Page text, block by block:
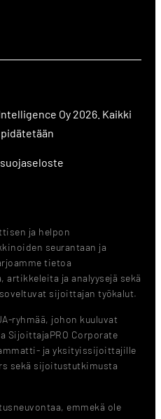
Oy 2026. Kaikki
ja helpon
seurantaan ja
tietoa
ja analyysejä sekä
sijoittajan työkalut.
ryhmää, johon kuuluvat
SijoittajaPRO Corporate
ja yksityissijoittajille
sekä sijoitustutkimusta
emmekä ole